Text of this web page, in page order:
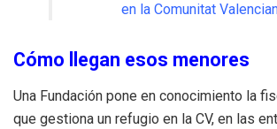
en la Comunitat
Cómo llegan esos menores
Una Fundación pone en conocimiento la
que gestiona un refugio en la CV, en las